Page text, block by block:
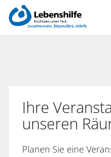
Ihre
unseren
Planen Sie eine